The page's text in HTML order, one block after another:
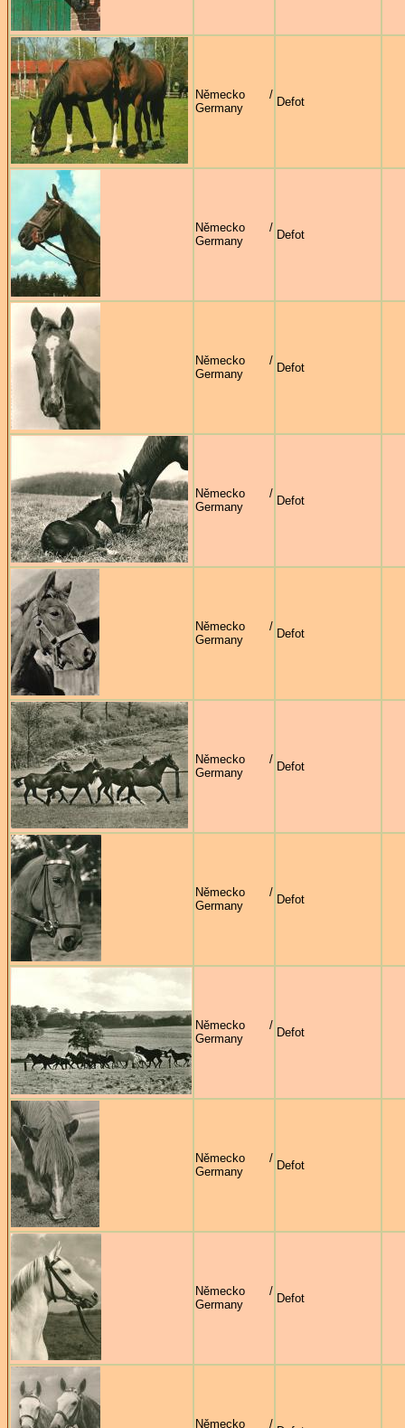
Německo /
Germany
Defot
Německo /
Germany
Defot
Německo /
Germany
Defot
Německo /
Germany
Defot
Německo /
Germany
Defot
Německo /
Germany
Defot
Německo /
Germany
Defot
Německo /
Germany
Defot
Německo /
Germany
Defot
Německo /
Germany
Defot
Německo /